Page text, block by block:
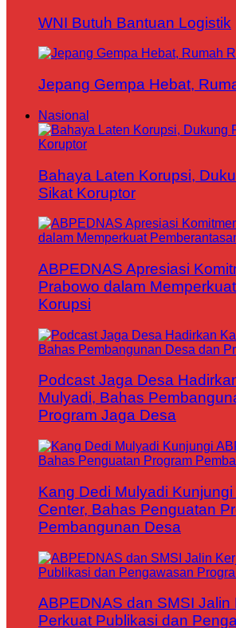
WNI Butuh Bantuan Logistik
Jepang Gempa Hebat,
Nasional
Bahaya Laten Korupsi,
Sikat Koruptor
ABPEDNAS Apresiasi
Prabowo dalam
Korupsi
Podcast Jaga Desa
Mulyadi, Bahas
Program Jaga Desa
Kang Dedi Mulyadi
Center, Bahas Penguatan
Pembangunan Desa
ABPEDNAS dan SMSI Jalin
Perkuat Publikasi dan